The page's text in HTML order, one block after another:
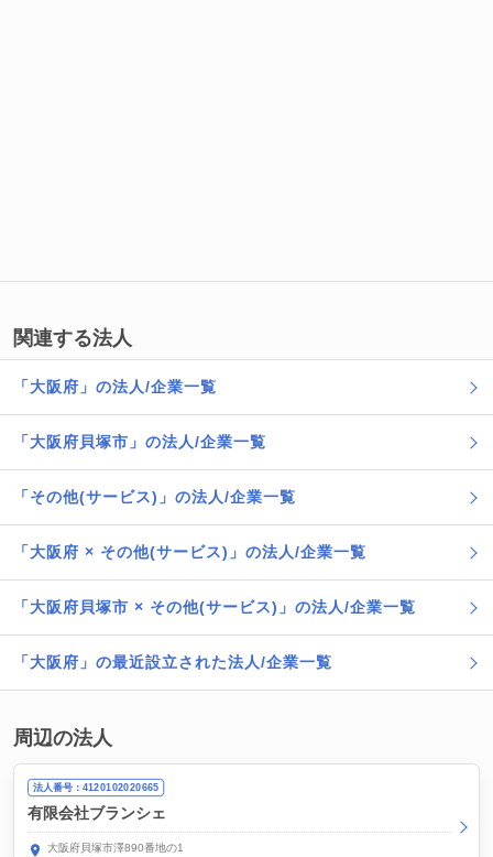
関連する法人
「大阪府」の法人/企業一覧
「大阪府貝塚市」の法人/企業一覧
「その他(サービス)」の法人/企業一覧
「大阪府 × その他(サービス)」の法人/企業一覧
「大阪府貝塚市 × その他(サービス)」の法人/企業一覧
「大阪府」の最近設立された法人/企業一覧
周辺の法人
法人番号：4120102020665
有限会社ブランシェ
大阪府貝塚市澤890番地の1